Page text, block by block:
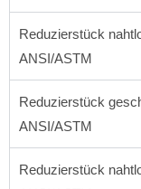
Reduzierstück
ANSI/ASTM
Reduzierstück
ANSI/ASTM
Reduzierstück